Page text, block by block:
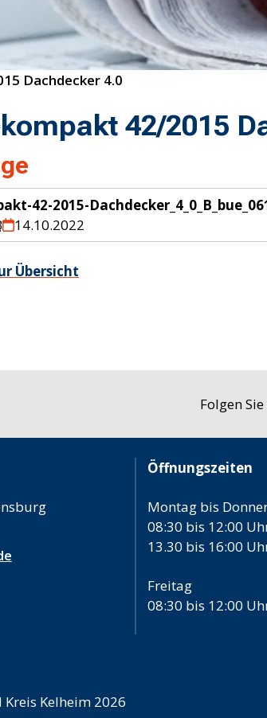
Dachdecker 4.0
42/2015
42-2015-
14.10.2022
Übersicht
Folgen
Öffnungszeiten
Montag bis
08:30 bis 12:00
13.30 bis 16:00
Freitag
08:30 bis 12:00
Kelheim 2026